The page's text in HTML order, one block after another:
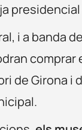
i a banda
de Girona